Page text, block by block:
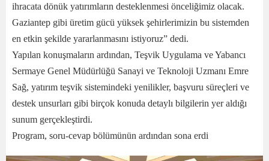
ihracata dönük yatırımların desteklenmesi önceliğimiz olacak.
Gaziantep gibi üretim gücü yüksek şehirlerimizin bu sistemden
en etkin şekilde yararlanmasını istiyoruz” dedi.
Yapılan konuşmaların ardından, Teşvik Uygulama ve Yabancı
Sermaye Genel Müdürlüğü Sanayi ve Teknoloji Uzmanı Emre
Sağ, yatırım teşvik sistemindeki yenilikler, başvuru süreçleri ve
destek unsurları gibi birçok konuda detaylı bilgilerin yer aldığı
sunum gerçekleştirdi.
Program, soru-cevap bölümünün ardından sona erdi